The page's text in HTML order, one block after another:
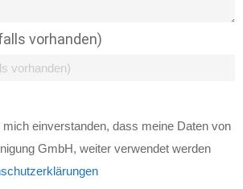
vorhanden)
einverstanden, dass meine Daten von
GmbH, weiter verwendet werden